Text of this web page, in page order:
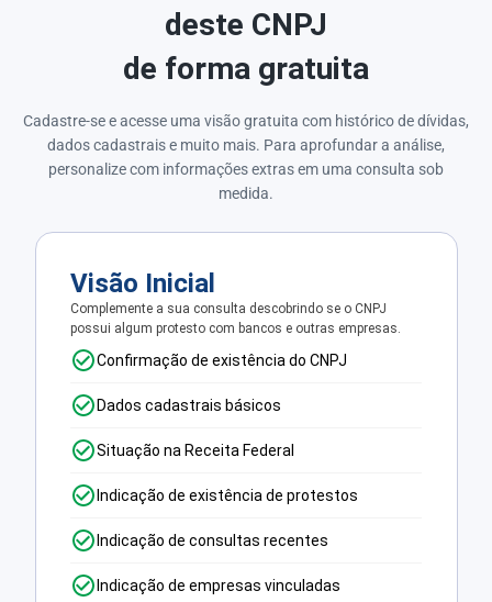
deste CNPJ
de forma gratuita
Cadastre-se e acesse uma visão gratuita com histórico de dívidas,
dados cadastrais e muito mais. Para aprofundar a análise,
personalize com informações extras em uma consulta sob
medida.
Visão Inicial
Complemente a sua consulta descobrindo se o CNPJ
possui algum protesto com bancos e outras empresas.
Confirmação de existência do CNPJ
Dados cadastrais básicos
Situação na Receita Federal
Indicação de existência de protestos
Indicação de consultas recentes
Indicação de empresas vinculadas